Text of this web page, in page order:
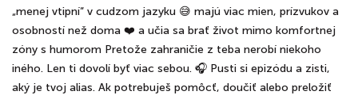
„menej vtipní“ v cudzom jazyku 😅 majú viac mien, prízvukov a
osobností než doma ❤️ a učia sa brať život mimo komfortnej
zóny s humorom Pretože zahraničie z teba nerobí niekoho
iného. Len ti dovolí byť viac sebou. 🎧 Pusti si epizódu a zisti,
aký je tvoj alias. Ak potrebuješ pomôcť, doučiť alebo preložiť